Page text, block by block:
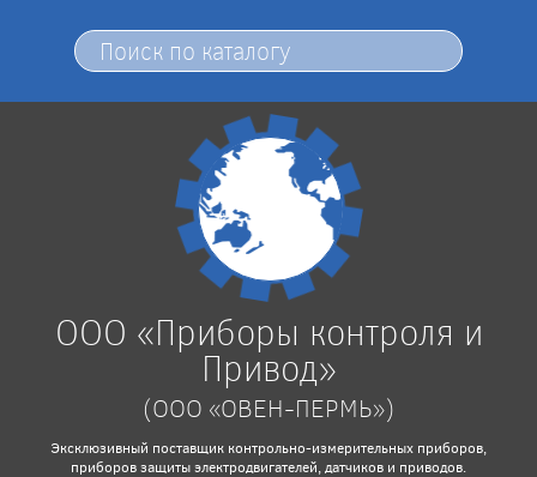
ООО «Приборы контроля и
Привод»
(ООО «ОВЕН-ПЕРМЬ»)
Эксклюзивный поставщик контрольно-измерительных приборов,
приборов защиты электродвигателей, датчиков и приводов.